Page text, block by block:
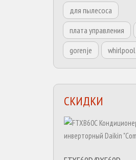
для пылесоса
плата управления
gorenje
whirlpool
СКИДКИ